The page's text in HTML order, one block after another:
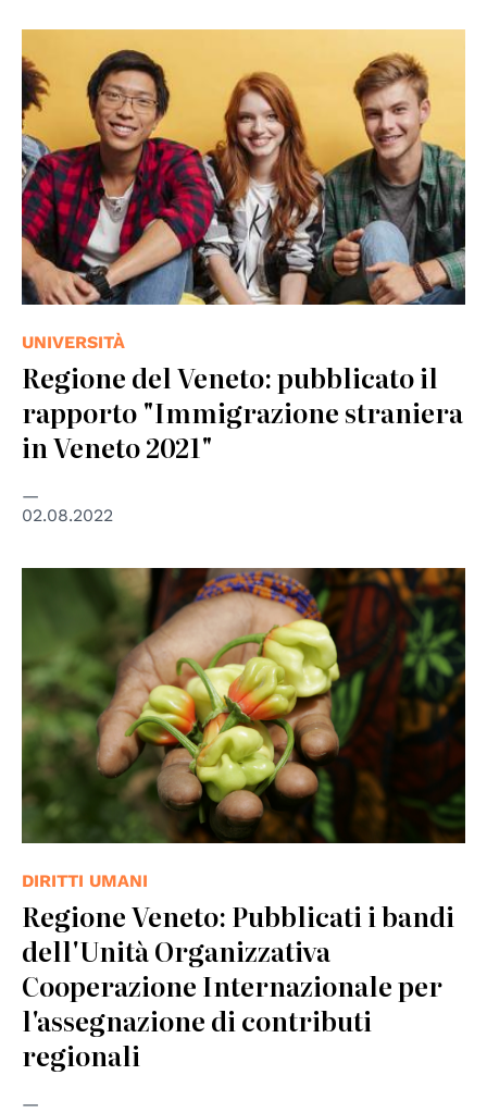
UNIVERSITÀ
Regione del Veneto: pubblicato il
rapporto "Immigrazione straniera
in Veneto 2021"
02.08.2022
© UN Photo
DIRITTI UMANI
Regione Veneto: Pubblicati i bandi
dell'Unità Organizzativa
Cooperazione Internazionale per
l'assegnazione di contributi
regionali